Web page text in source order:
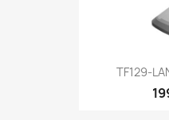
TF129-